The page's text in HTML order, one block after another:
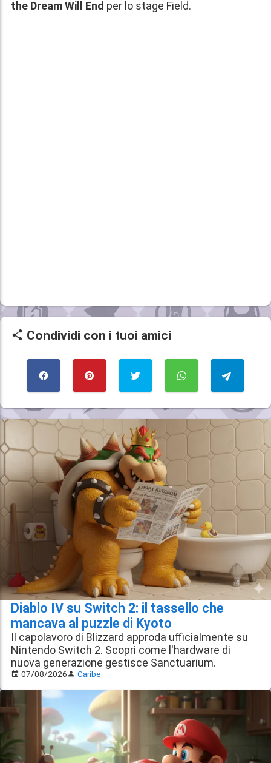
the Dream Will End per lo stage Field.
Condividi con i tuoi amici
Diablo IV su Switch 2: il tassello che
mancava al puzzle di Kyoto
Il capolavoro di Blizzard approda ufficialmente su
Nintendo Switch 2. Scopri come l'hardware di
nuova generazione gestisce Sanctuarium.
07/08/2026 Caribe